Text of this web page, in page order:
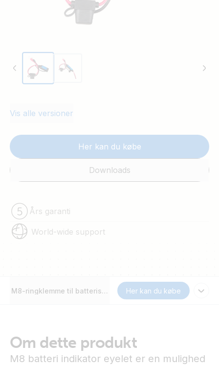
Vis alle versioner
Her kan du købe
Downloads
Års garanti
World-wide support
M8-ringklemme til batteriskærm Her kan du købe
Om dette produkt
M8 batteri indikator eyelet er en mulighed